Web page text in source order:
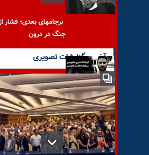
برجامهای بعدی؛ فشار
جنگ در درون
می‌نخسبد خون من در
مجنون من
آخرین گزارشات تصویری